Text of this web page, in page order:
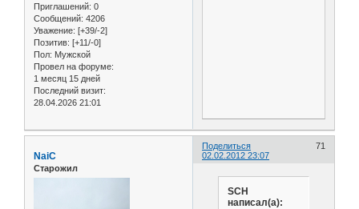
Приглашений: 0
Сообщений: 4206
Уважение: [+39/-2]
Позитив: [+11/-0]
Пол: Мужской
Провел на форуме:
1 месяц 15 дней
Последний визит:
28.04.2026 21:01
Поделиться
71
02.02.2012 23:07
NaiC
Старожил
SCH
написал(а):